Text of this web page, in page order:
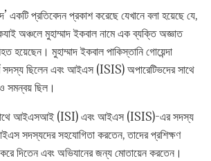
একটি প্রতিবেদন প্রকাশ করেছে যেখানে বলা হয়েছে যে,
অঞ্চলে মুহাম্মাদ ইকবাল নামে এক ব্যক্তি অজ্ঞাত
হয়েছেন। মুহাম্মাদ ইকবাল পাকিস্তানি গোয়েন্দা
ছিলেন এবং আইএস (ISIS) অপারেটিভদের সাথে
সমন্বয় ছিল।
আইএসআই (ISI) এবং আইএস (ISIS)-এর সদস্য
সদস্যদের সহযোগিতা করতেন, তাদের প্রশিক্ষণ
করে দিতেন এবং অভিযানের জন্য মোতায়েন করতেন।